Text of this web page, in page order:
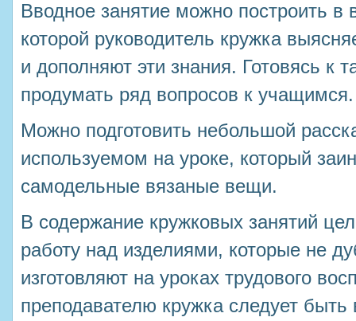
Вводное занятие можно построить в
которой руководитель кружка
и дополняют эти знания. Готовясь к
продумать ряд вопросов к учащимся.
Можно подготовить небольшой
используемом на уроке, который
самодельные вязаные вещи.
В содержание кружковых занятий
работу над изделиями, которые не
изготовляют на уроках трудового
преподавателю кружка следует